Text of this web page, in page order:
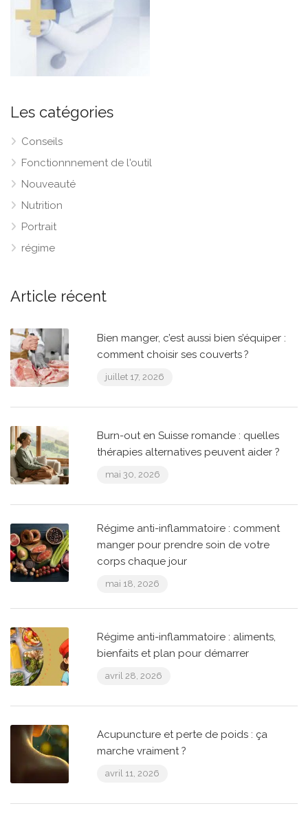
Les catégories
Conseils
Fonctionnnement de l'outil
Nouveauté
Nutrition
Portrait
régime
Article récent
Bien manger, c’est aussi bien s’équiper :
comment choisir ses couverts ?
juillet 17, 2026
Burn-out en Suisse romande : quelles
thérapies alternatives peuvent aider ?
mai 30, 2026
Régime anti-inflammatoire : comment
manger pour prendre soin de votre
corps chaque jour
mai 18, 2026
Régime anti-inflammatoire : aliments,
bienfaits et plan pour démarrer
avril 28, 2026
Acupuncture et perte de poids : ça
marche vraiment ?
avril 11, 2026